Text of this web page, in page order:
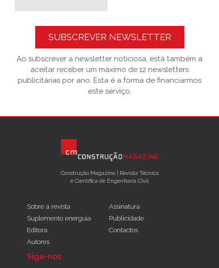
SUBSCREVER NEWSLETTER
Ao subscrever a newsletter noticiosa, está também a
aceitar receber um máximo de 12 newsletters
publicitárias por ano. Esta é a forma de financiarmos
este serviço.
Construção Magazine | Revista Técnica
e Científica de Engenharia Civil
Sobre a revista
Suplemento energuia
Editora
Autores
Assinatura
Publicidade
Contactos
Siga-nos